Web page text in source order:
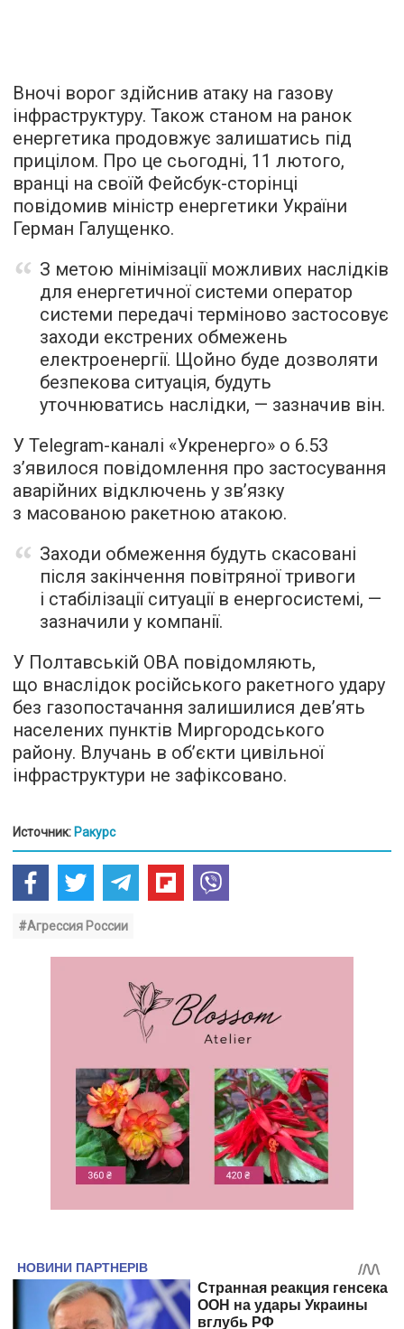
Вночі ворог здійснив атаку на газову
інфраструктуру. Також станом на ранок
енергетика продовжує залишатись під
прицілом. Про це сьогодні, 11 лютого,
вранці на своїй Фейсбук-сторінці
повідомив міністр енергетики України
Герман Галущенко.
З метою мінімізації можливих наслідків
для енергетичної системи оператор
системи передачі терміново застосовує
заходи екстрених обмежень
електроенергії. Щойно буде дозволяти
безпекова ситуація, будуть
уточнюватись наслідки, — зазначив він.
У Telegram-каналі «Укренерго» о 6.53
з’явилося повідомлення про застосування
аварійних відключень у зв’язку
з масованою ракетною атакою.
Заходи обмеження будуть скасовані
після закінчення повітряної тривоги
і стабілізації ситуації в енергосистемі, —
зазначили у компанії.
У Полтавській ОВА повідомляють,
що внаслідок російського ракетного удару
без газопостачання залишилися дев’ять
населених пунктів Миргородського
району. Влучань в обʼєкти цивільної
інфраструктури не зафіксовано.
Источник: Ракурс
#Агрессия России